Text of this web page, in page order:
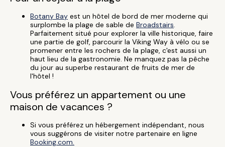
Botany Bay est un hôtel de bord de mer moderne qui
surplombe la plage de sable de Broadstairs.
Parfaitement situé pour explorer la ville historique, faire
une partie de golf, parcourir la Viking Way à vélo ou se
promener entre les rochers de la plage, c'est aussi un
haut lieu de la gastronomie. Ne manquez pas la pêche
du jour au superbe restaurant de fruits de mer de
l'hôtel !
Vous préférez un appartement ou une
maison de vacances ?
Si vous préférez un hébergement indépendant, nous
vous suggérons de visiter notre partenaire en ligne
Booking.com.